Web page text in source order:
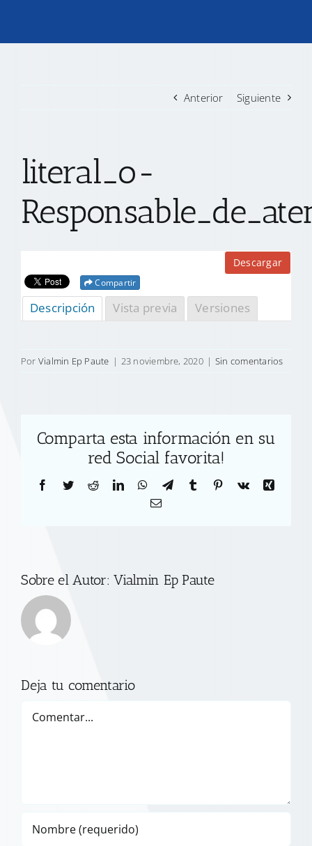
TRANSPARENCIA
CONTACTO
Anterior Siguiente
literal_o-
Descargar
Compartir
Descripción Vista previa Versiones
Por Vialmin Ep Paute | 23 noviembre, 2020 | Sin comentarios
Comparta esta información en su
red Social favorita!
Facebook
TwitterRedditLinkedInWhatsApp
TelegramTumblr Pinterest
Vk
Xing
Correo
Sobre el Autor:Vialmin Ep Paute
Deja tu comentario